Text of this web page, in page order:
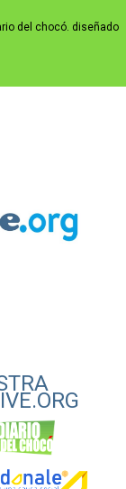
del chocó. diseñado